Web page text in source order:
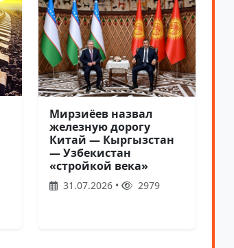
Мирзиёев назвал
железную дорогу
Китай — Кыргызстан
— Узбекистан
«стройкой века»
31.07.2026 • 2979